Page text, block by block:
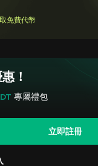
免費代幣
！
專屬禮包
立即註冊